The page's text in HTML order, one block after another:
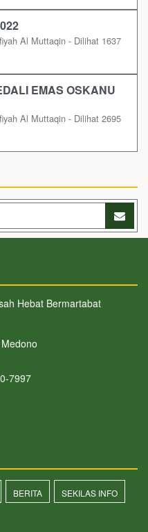
Al Muttaqin - Dilihat 1637
EMAS OSKANU
Al Muttaqin - Dilihat 2695
Hebat Bermartabat
7997
BERITA SEKILAS INFO